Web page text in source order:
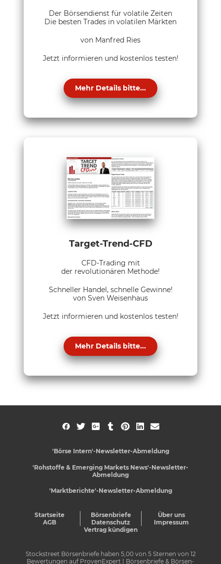
Der Börsendienst für volatile Zeiten
Die besten Trades in volatilen Märkten
von Manfred Ries
Jetzt informieren und kostenlos testen!
Mehr Details bitte...
Target-Trend-CFD
CFD-Trading mit
der revolutionären Methode!
Schneller Handel, schnelle Gewinne!
von Sven Weisenhaus
Jetzt informieren und kostenlos testen!
Mehr Details bitte...
'Börse Intern'-Newsletter-Abmeldung
'Rohstoffe & Emerging Markets News'-Newsletter-
Abmeldung
'Marktberichte'-Newsletter-Abmeldung
Startseite Börsenbriefe
Über uns
AGB
Datenschutz
Impressum
Vertrag kündigen
Stockstreet Börsenbriefe haben 5,00von 5Sternen von 12
Bewertungen auf ProvenExpert | Börsenbriefe & Börsen-